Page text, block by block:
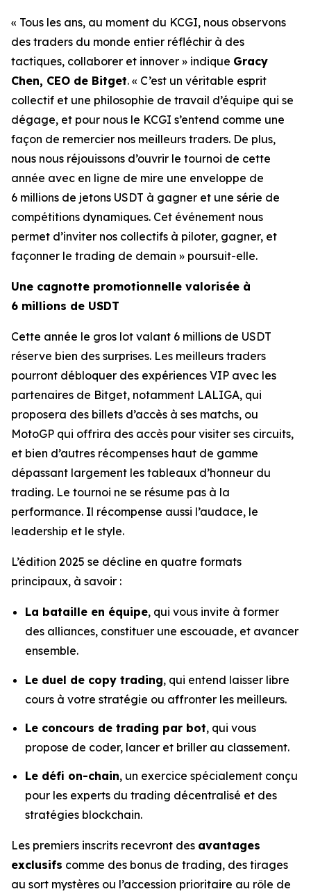
« Tous les ans, au moment du KCGI, nous observons
des traders du monde entier réfléchir à des
tactiques, collaborer et innover » indique Gracy
Chen, CEO de Bitget. « C’est un véritable esprit
collectif et une philosophie de travail d’équipe qui se
dégage, et pour nous le KCGI s’entend comme une
façon de remercier nos meilleurs traders. De plus,
nous nous réjouissons d’ouvrir le tournoi de cette
année avec en ligne de mire une enveloppe de
6 millions de jetons USDT à gagner et une série de
compétitions dynamiques. Cet événement nous
permet d’inviter nos collectifs à piloter, gagner, et
façonner le trading de demain » poursuit-elle.
Une cagnotte promotionnelle valorisée à
6 millions de USDT
Cette année le gros lot valant 6 millions de USDT
réserve bien des surprises. Les meilleurs traders
pourront débloquer des expériences VIP avec les
partenaires de Bitget, notamment LALIGA, qui
proposera des billets d’accès à ses matchs, ou
MotoGP qui offrira des accès pour visiter ses circuits,
et bien d’autres récompenses haut de gamme
dépassant largement les tableaux d’honneur du
trading. Le tournoi ne se résume pas à la
performance. Il récompense aussi l’audace, le
leadership et le style.
L’édition 2025 se décline en quatre formats
principaux, à savoir :
La bataille en équipe, qui vous invite à former
des alliances, constituer une escouade, et avancer
ensemble.
Le duel de copy trading, qui entend laisser libre
cours à votre stratégie ou affronter les meilleurs.
Le concours de trading par bot, qui vous
propose de coder, lancer et briller au classement.
Le défi on-chain, un exercice spécialement conçu
pour les experts du trading décentralisé et des
stratégies blockchain.
Les premiers inscrits recevront des avantages
exclusifs comme des bonus de trading, des tirages
au sort mystères ou l’accession prioritaire au rôle de